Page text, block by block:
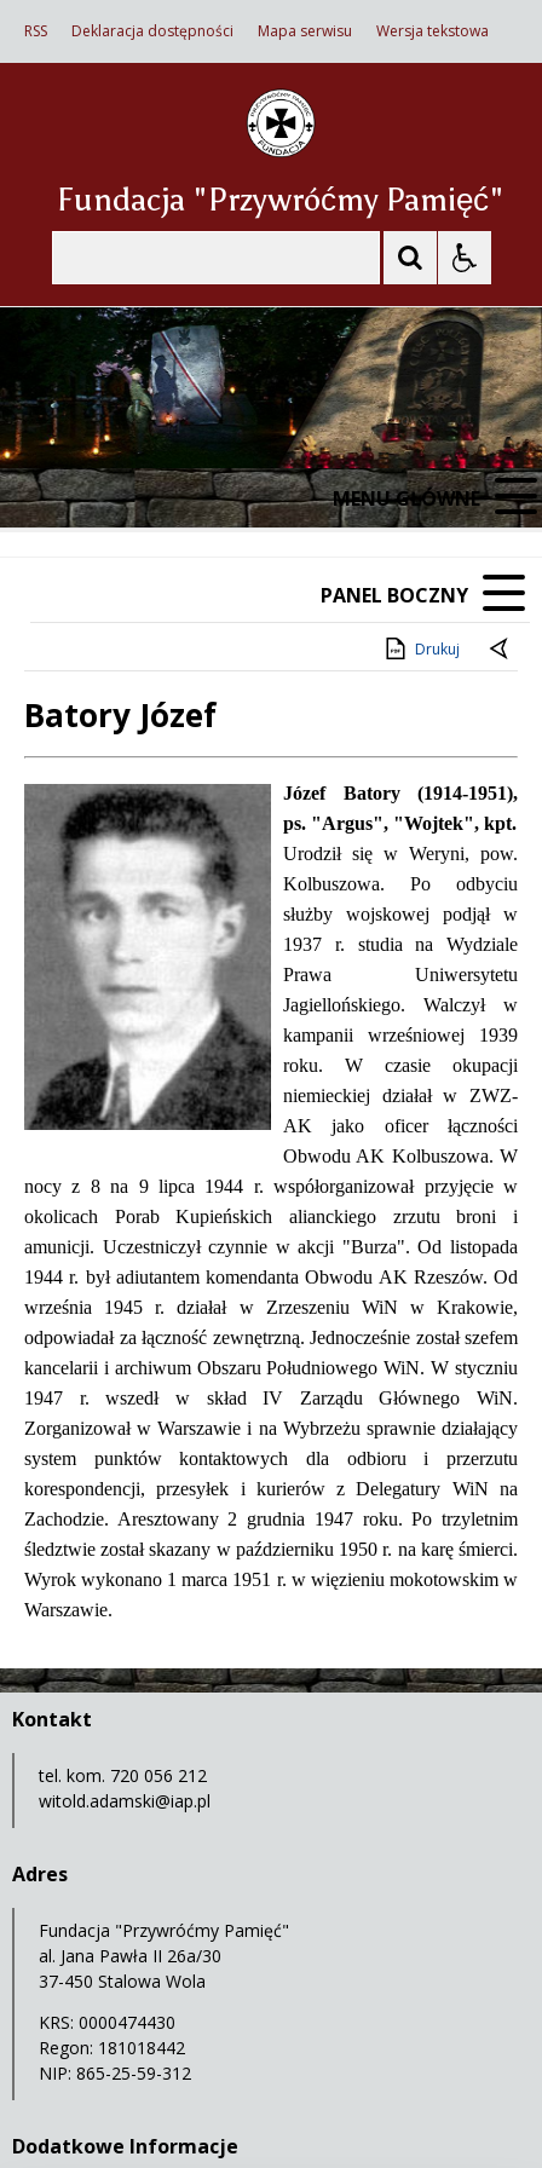
RSS Deklaracja dostępności Mapa serwisu Wersja tekstowa
Fundacja "Przywróćmy Pamięć"
MENU GŁÓWNE
PANEL BOCZNY
Drukuj
Batory Józef
Józef Batory (1914-1951),
ps. "Argus", "Wojtek", kpt.
Urodził się w Weryni, pow.
Kolbuszowa. Po odbyciu
służby wojskowej podjął w
1937 r. studia na Wydziale
Prawa Uniwersytetu
Jagiellońskiego. Walczył w
kampanii wrześniowej 1939
roku. W czasie okupacji
niemieckiej działał w ZWZ-
AK jako oficer łączności
Obwodu AK Kolbuszowa. W
nocy z 8 na 9 lipca 1944 r. współorganizował przyjęcie w
okolicach Porab Kupieńskich alianckiego zrzutu broni i
amunicji. Uczestniczył czynnie w akcji "Burza". Od listopada
1944 r. był adiutantem komendanta Obwodu AK Rzeszów. Od
września 1945 r. działał w Zrzeszeniu WiN w Krakowie,
odpowiadał za łączność zewnętrzną. Jednocześnie został szefem
kancelarii i archiwum Obszaru Południowego WiN. W styczniu
1947 r. wszedł w skład IV Zarządu Głównego WiN.
Zorganizował w Warszawie i na Wybrzeżu sprawnie działający
system punktów kontaktowych dla odbioru i przerzutu
korespondencji, przesyłek i kurierów z Delegatury WiN na
Zachodzie. Aresztowany 2 grudnia 1947 roku. Po trzyletnim
śledztwie został skazany w październiku 1950 r. na karę śmierci.
Wyrok wykonano 1 marca 1951 r. w więzieniu mokotowskim w
Warszawie.
Kontakt
tel. kom. 720 056 212
witold.adamski@iap.pl
Adres
Fundacja "Przywróćmy Pamięć"
al. Jana Pawła II 26a/30
37-450 Stalowa Wola
KRS: 0000474430
Regon: 181018442
NIP: 865-25-59-312
Dodatkowe Informacje